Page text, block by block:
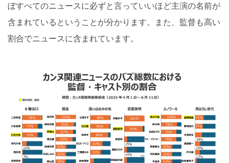
ぼすべてのニュースに必ずと言っていいほど主演の名前が
含まれているということが分かります。また、監督も高い
割合でニュースに含まれています。